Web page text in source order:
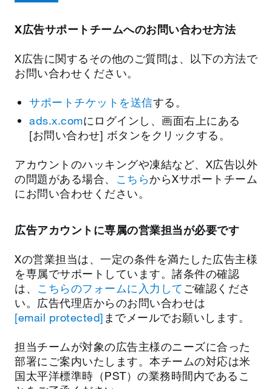
X広告サポートチームへのお問い合わせ方法
X広告に関するその他のご質問は、以下の方法で
お問い合わせください。
サポートチケットを送信する。
ads.x.comにログインし、画面右上にある
[お問い合わせ] ボタンをクリックする。
アカウントのハッキングや凍結など、X広告以外
の問題がある場合、
こちらからXサポートチーム
にお問い合わせください。
広告アカウントに専属の営業担当が必要です
Xの営業担当は、一定の条件を満たした広告主様
を専属でサポートしています。諸条件の確認
は、 こちらのフォームに入力して ご確認くださ
い。広告代理店からのお問い合わせは
[email protected] までメールでお願いします。
担当チームが対象の広告主様のニーズに合った
部署にご案内いたします。 本チームの対応は米
国太平洋標準時（PST）の業務時間内であるこ